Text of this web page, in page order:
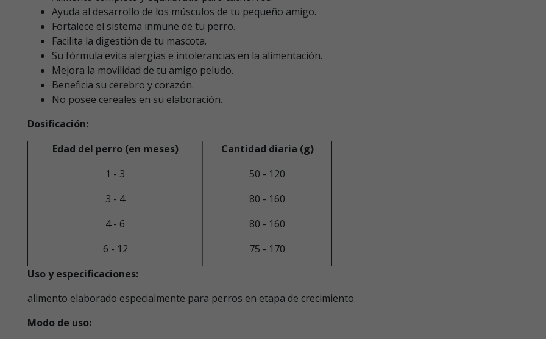
Ayuda al desarrollo de los músculos de tu pequeño amigo.
Fortalece el sistema inmune de tu perro.
Facilita la digestión de tu mascota.
Su fórmula evita alergias e intolerancias en la alimentación.
Mejora la movilidad de tu amigo peludo.
Beneficia su cerebro y corazón.
No posee cereales en su elaboración.
Dosificación:
Edad del perro (en meses)
Cantidad diaria (g)
1 - 3
50 - 120
3 - 4
80 - 160
4 - 6
80 - 160
6 - 12
75 - 170
Uso y especificaciones:
alimento elaborado especialmente para perros en etapa de crecimiento.
Modo de uso: